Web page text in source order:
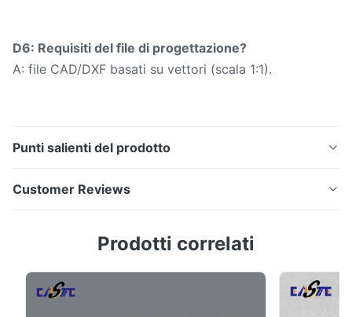
D6: Requisiti del file di progettazione?
A: file CAD/DXF basati su vettori (scala 1:1).
Punti salienti del prodotto
dimensioni per quadranti di orologi Con 13 anni di
precisione per orologi, inclusi quadranti e
vari di case in alluminio o ferro, colori, ...
Customer Reviews
Based on 50 reviews recently
100%
Prodotti correlati